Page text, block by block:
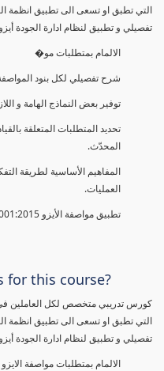
التي تطبق او تسعى الى تطبيق انظمة
تفصيلي و تطبيق لنظام ادارة الجودة أيزو 9001:2015.
الالمام بمتطلبات مو�
شرح تفصيلي لكل بنود
توفير بعض النماذج الهامة و
تحديد المتطلبات المتعلقة
المحدّث.
المفاهيم الأساسية لطريقة
العمليات.
تطبيق مواصفة الأيزو 9001:2015 بفعالية.
for this course?
كورس تدريبي متخصص لكل العاملين
التي تطبق او تسعى الى تطبيق انظمة
تفصيلي و تطبيق لنظام ادارة الجودة أيزو 9001:2015.
الالمام بمتطلبات مواصفة الايزو 9001:2015